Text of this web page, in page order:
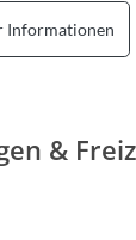
Informationen
&